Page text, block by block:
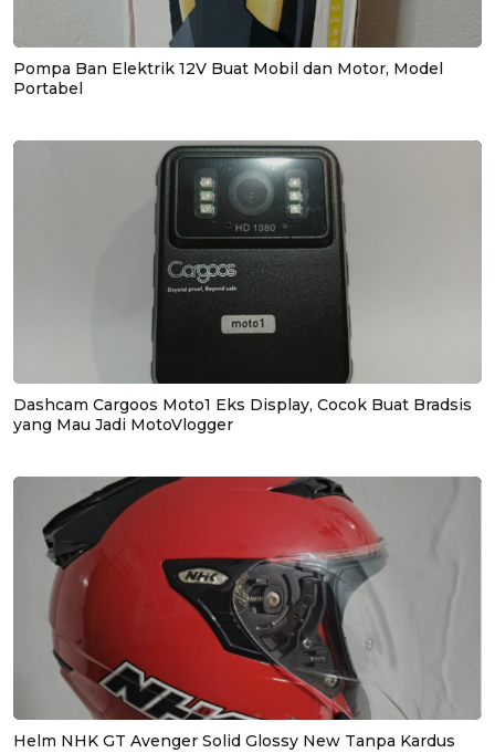
Pompa Ban Elektrik 12V Buat Mobil dan Motor, Model
Portabel
Dashcam Cargoos Moto1 Eks Display, Cocok Buat Bradsis
yang Mau Jadi MotoVlogger
Helm NHK GT Avenger Solid Glossy New Tanpa Kardus